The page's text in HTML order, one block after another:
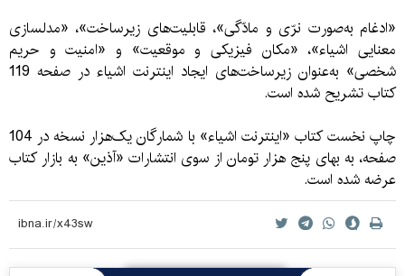
«ادغام به‌صورت نرّی و مادّگی»، قابلیت‌های زیرساخت»، «مدلسازی
معنایی اشیاء»، «‌مکان فیزیکی و موقعیت» و «امنیت و حریم
شخصی» به‌عنوان زیر‌ساخت‌های ایجاد اینترنت اشیاء در صفحه 119
کتاب تشریح شده است.
چاپ نخست کتاب «اینترنت اشیاء» با شمارگان یک‌هزار نسخه در 104
صفحه، به بهای پنج هزار تومان از سوی انتشارات «آذین» به بازار کتاب
عرضه شده است.